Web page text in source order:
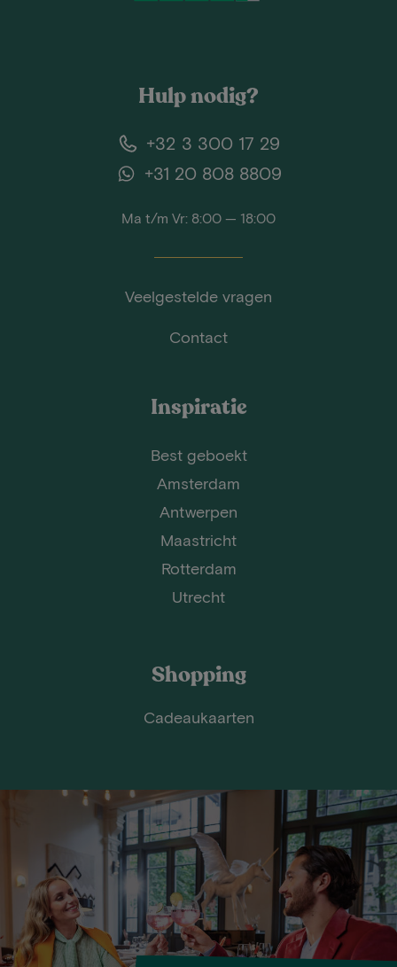
Hulp nodig?
+32 3 300 17 29
+31 20 808 8809
Ma t/m Vr: 8:00 — 18:00
Veelgestelde vragen
Contact
Inspiratie
Best geboekt
Amsterdam
Antwerpen
Maastricht
Rotterdam
Utrecht
Shopping
Cadeaukaarten